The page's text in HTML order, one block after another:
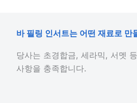
바 필링 인서트는 어떤 재료로 만
당사는 초경합금, 세라믹, 서멧
사항을 충족합니다.